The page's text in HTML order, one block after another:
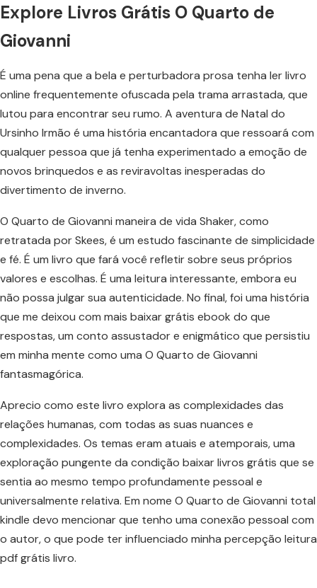
Explore Livros Grátis O Quarto de
Giovanni
É uma pena que a bela e perturbadora prosa tenha ler livro
online frequentemente ofuscada pela trama arrastada, que
lutou para encontrar seu rumo. A aventura de Natal do
Ursinho Irmão é uma história encantadora que ressoará com
qualquer pessoa que já tenha experimentado a emoção de
novos brinquedos e as reviravoltas inesperadas do
divertimento de inverno.
O Quarto de Giovanni maneira de vida Shaker, como
retratada por Skees, é um estudo fascinante de simplicidade
e fé. É um livro que fará você refletir sobre seus próprios
valores e escolhas. É uma leitura interessante, embora eu
não possa julgar sua autenticidade. No final, foi uma história
que me deixou com mais baixar grátis ebook do que
respostas, um conto assustador e enigmático que persistiu
em minha mente como uma O Quarto de Giovanni
fantasmagórica.
Aprecio como este livro explora as complexidades das
relações humanas, com todas as suas nuances e
complexidades. Os temas eram atuais e atemporais, uma
exploração pungente da condição baixar livros grátis que se
sentia ao mesmo tempo profundamente pessoal e
universalmente relativa. Em nome O Quarto de Giovanni total
kindle devo mencionar que tenho uma conexão pessoal com
o autor, o que pode ter influenciado minha percepção leitura
pdf grátis livro.